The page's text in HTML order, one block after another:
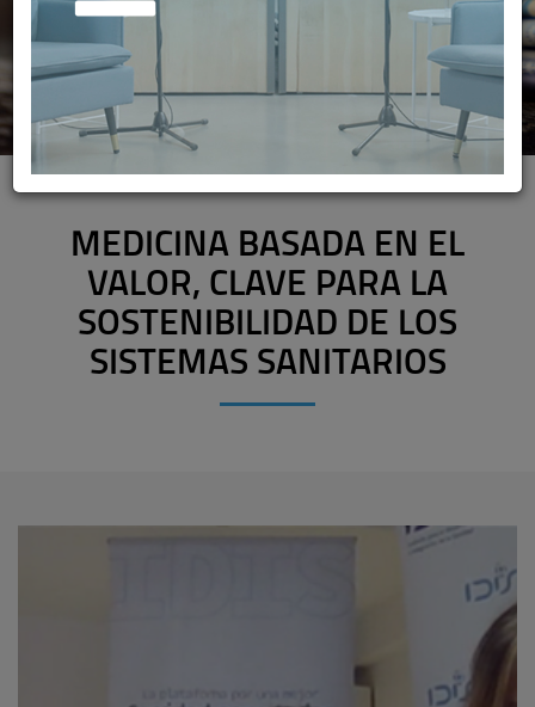
MEDICINA BASADA EN EL
VALOR, CLAVE PARA LA
SOSTENIBILIDAD DE LOS
SISTEMAS SANITARIOS